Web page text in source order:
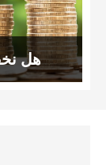
هل